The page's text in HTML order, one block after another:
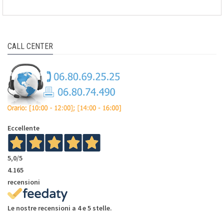
CALL CENTER
Eccellente
5,0/5
4.165
recensioni
Le nostre recensioni a 4 e 5 stelle.